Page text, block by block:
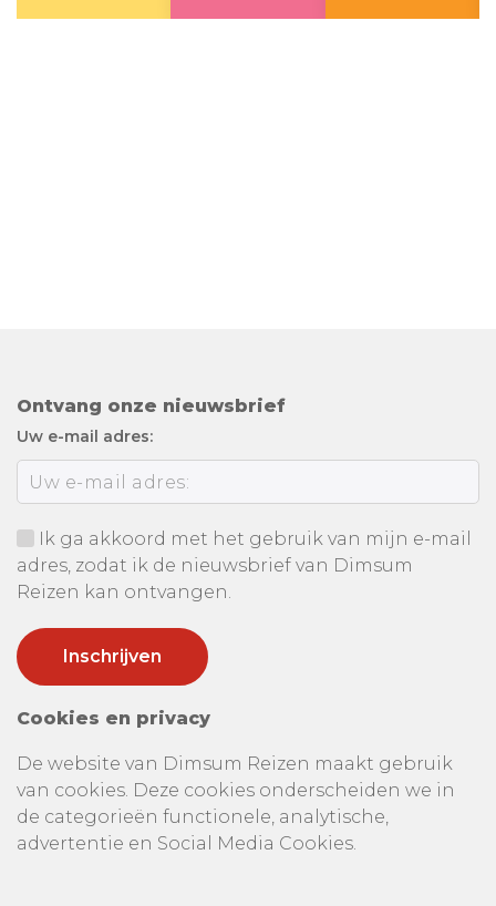
Ontvang onze nieuwsbrief
Uw e-mail adres:
Ik ga akkoord met het gebruik van mijn e-mail
adres, zodat ik de nieuwsbrief van Dimsum
Reizen kan ontvangen.
Cookies en privacy
De website van Dimsum Reizen maakt gebruik
van cookies. Deze cookies onderscheiden we in
de categorieën functionele, analytische,
advertentie en Social Media Cookies.